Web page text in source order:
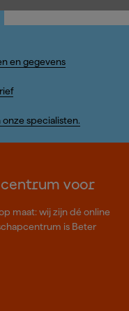
en gegevens
specialisten.
voor
maat: wij zijn dé online
is Beter